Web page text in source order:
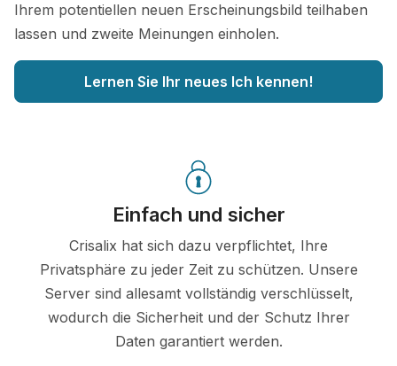
Ihrem potentiellen neuen Erscheinungsbild teilhaben
lassen und zweite Meinungen einholen.
Lernen Sie Ihr neues Ich kennen!
Einfach und sicher
Crisalix hat sich dazu verpflichtet, Ihre
Privatsphäre zu jeder Zeit zu schützen. Unsere
Server sind allesamt vollständig verschlüsselt,
wodurch die Sicherheit und der Schutz Ihrer
Daten garantiert werden.